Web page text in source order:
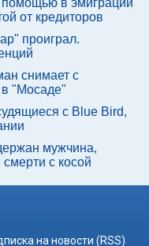
в эмиграции
от кредиторов
проиграл.
снимает с
в "Мосаде"
с Blue Bird,
мужчина,
с косой
на новости (RSS)